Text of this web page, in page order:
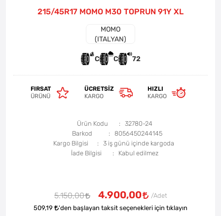
215/45R17 MOMO M30 TOPRUN 91Y XL
MOMO
(ITALYAN)
C C 72
FIRSAT
ÜRÜNÜ
ÜCRETSIZ
KARGO
HIZLI
KARGO
Ürün Kodu
32780-24
Barkod
8056450244145
Kargo Bilgisi
3 iş günü içinde kargoda
İade Bilgisi
5.150,00 4.900,00
509,19 'den başlayan taksit seçenekleri için tıklayın